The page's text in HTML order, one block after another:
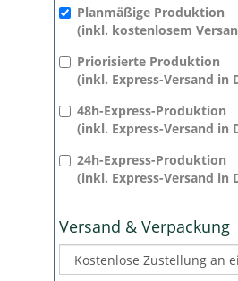
Planmäßige Produktion
(inkl. kostenlosem
Priorisierte Produktion
(inkl. Express-Versand in
48h-Express-Produktion
(inkl. Express-Versand in
24h-Express-Produktion
(inkl. Express-Versand in
Versand & Verpackung